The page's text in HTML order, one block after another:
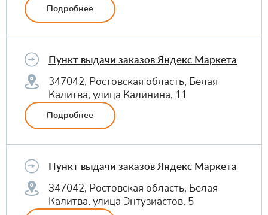
Подробнее
Пункт выдачи заказов Яндекс Маркета
347042, Ростовская область, Белая
Калитва, улица Калинина, 11
Подробнее
Пункт выдачи заказов Яндекс Маркета
347042, Ростовская область, Белая
Калитва, улица Энтузиастов, 5